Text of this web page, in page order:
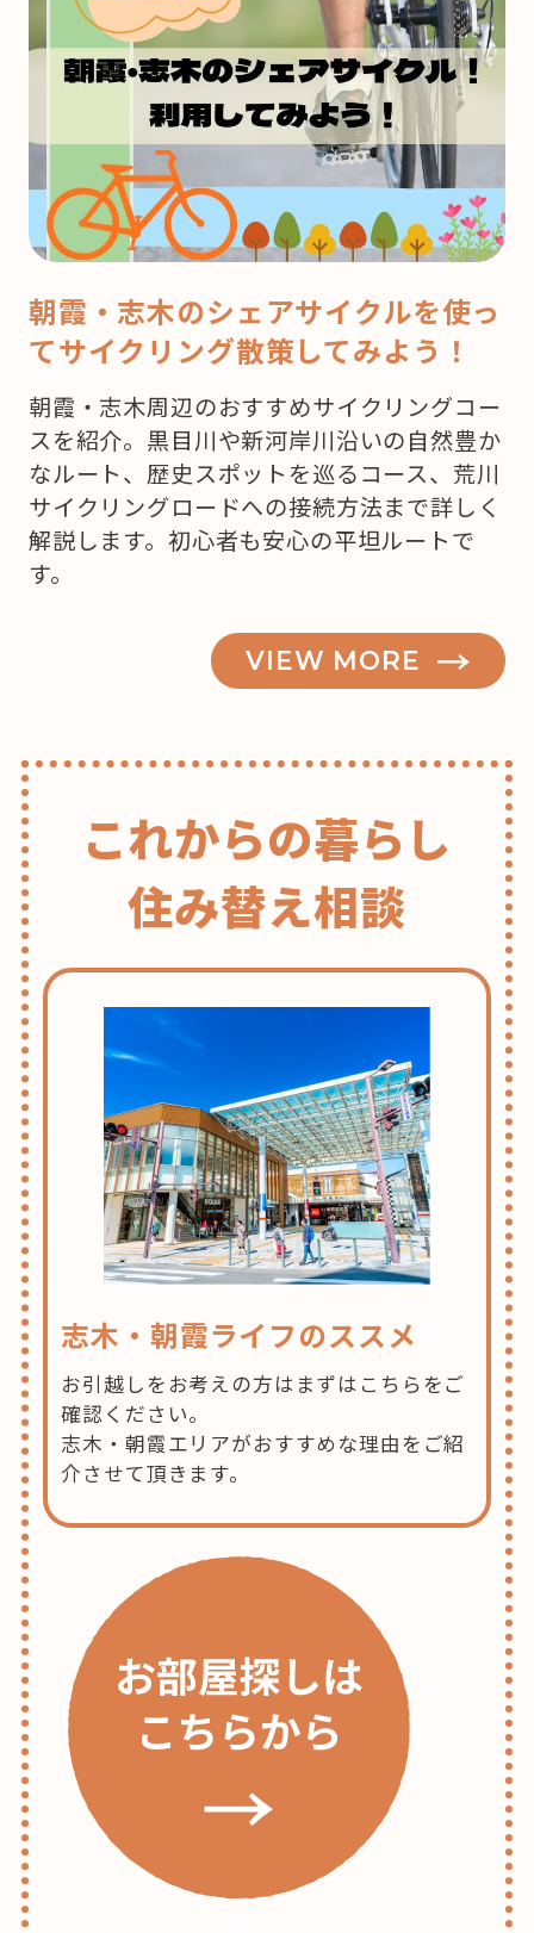
ク
マ
ス！
ど
こ
ケ
ー
を
買
お
う
か
な？”
朝霞・志木のシェアサイクルを使っ
てサイクリング散策してみよう！
朝霞・志木周辺のおすすめサイクリングコー
スを紹介。黒目川や新河岸川沿いの自然豊か
なルート、歴史スポットを巡るコース、荒川
サイクリングロードへの接続方法まで詳しく
解説します。初心者も安心の平坦ルートで
す。
VIEW MORE
これからの暮らし
住み替え相談
志木・朝霞ライフのススメ
お引越しをお考えの方はまずはこちらをご
確認ください。
志木・朝霞エリアがおすすめな理由をご紹
介させて頂きます。